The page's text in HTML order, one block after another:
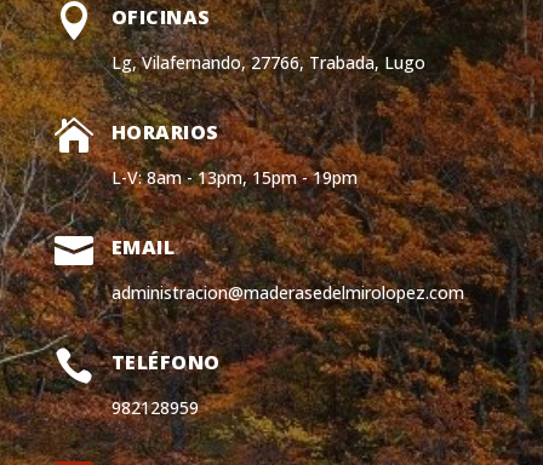
 OFICINAS
Lg, Vilafernando, 27766, Trabada, Lugo
 HORARIOS
L-V: 8am - 13pm, 15pm - 19pm
 EMAIL
administracion@maderasedelmirolopez.com
 TELÉFONO
982128959